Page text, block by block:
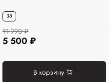
38
11 990 ₽
5 500 ₽
В корзину